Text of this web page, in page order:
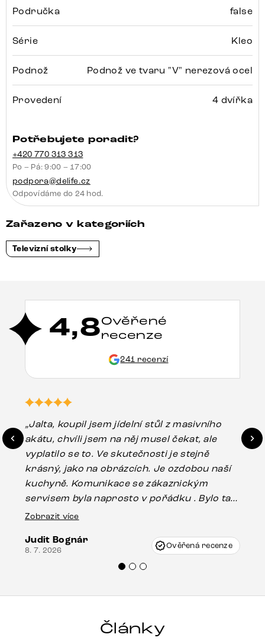
Područka false
Série Kleo
Podnož Podnož ve tvaru "V" nerezová ocel
Provedení 4 dvířka
Potřebujete poradit?
+420 770 313 313
Po – Pá: 9:00 – 17:00
podpora@delife.cz
Odpovídáme do 24 hod.
Zařazeno v kategoriích
Televizní stolky
4,8Ověřené
recenze
241 recenzí
„Jalta, koupil jsem jídelní stůl z masivního
akátu, chvíli jsem na něj musel čekat, ale
vyplatilo se to. Ve skutečnosti je stejně
krásný, jako na obrázcích. Je ozdobou naší
kuchyně. Komunikace se zákaznickým
servisem byla naprosto v pořádku . Bylo tam
drobné poškození u nohy stolu, které mohlo
Vincze mi velmi korektně vyšli vstříc.
Doporučuji produkty Delife všem.“
Zobrazit více
Judit Bognár
8. 7. 2026 Ověřená recenze
Články